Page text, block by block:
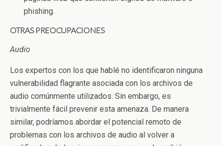
phishing.
OTRAS PREOCUPACIONES
Audio
Los expertos con los que hablé no identificaron ninguna
vulnerabilidad flagrante asociada con los archivos de
audio comúnmente utilizados. Sin embargo, es
trivialmente fácil prevenir esta amenaza. De manera
similar, podríamos abordar el potencial remoto de
problemas con los archivos de audio al volver a